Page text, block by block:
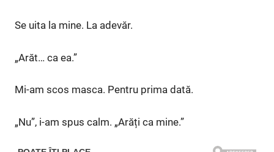
Se uita la mine. La adevăr.
„Arăt… ca ea.”
Mi-am scos masca. Pentru prima dată.
„Nu”, i-am spus calm. „Arăți ca mine.”